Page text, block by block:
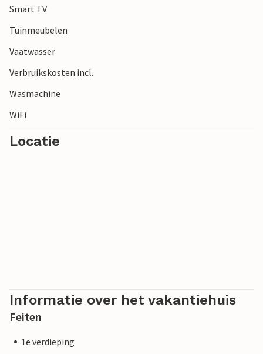
Smart TV
Tuinmeubelen
Vaatwasser
Verbruikskosten incl.
Wasmachine
WiFi
Locatie
Informatie over het vakantiehuis
Feiten
1e verdieping